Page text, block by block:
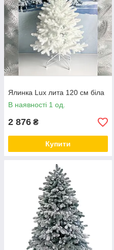
Ялинка Lux лита 120 см біла
В наявності 1 од.
2 876 ₴
Купити